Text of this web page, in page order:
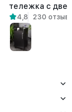
тележка с
на замке Энца
белая
4,8 230